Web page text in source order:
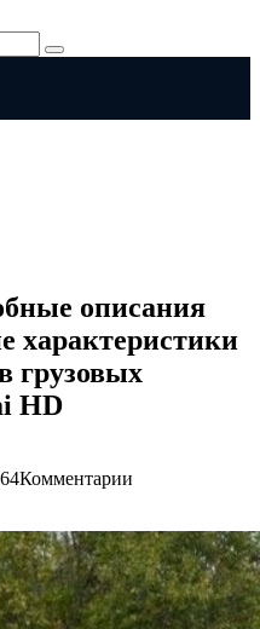
описания
характеристики
грузовых
HD
64Комментарии